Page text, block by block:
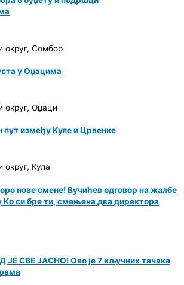
округ, Сомбор
у Оџацима
округ, Оџаци
пут између Куле и Црвенке
округ, Кула
нове смене! Вучићев одговор на жалбе
Ко си бре ти, смењена два директора
СВЕ ЈАСНО! Ово је 7 кључних тачака